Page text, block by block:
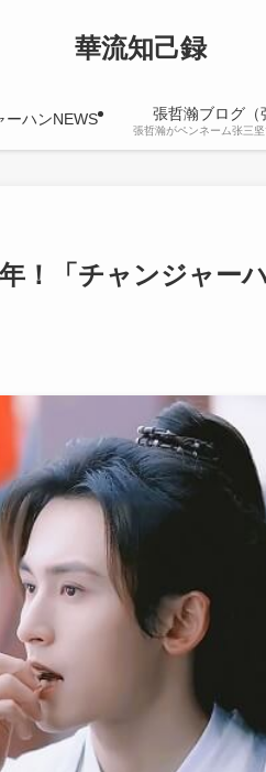
華流知己録
ーハンNEWS 張哲瀚ブログ（
張哲瀚がペンネーム张三
！「チャンジャー